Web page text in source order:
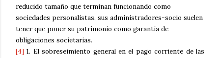
reducido tamaño que terminan funcionando como
sociedades personalistas, sus administradores-socio suelen
tener que poner su patrimonio como garantía de
obligaciones societarias.
[4] 1. El sobreseimiento general en el pago corriente de las